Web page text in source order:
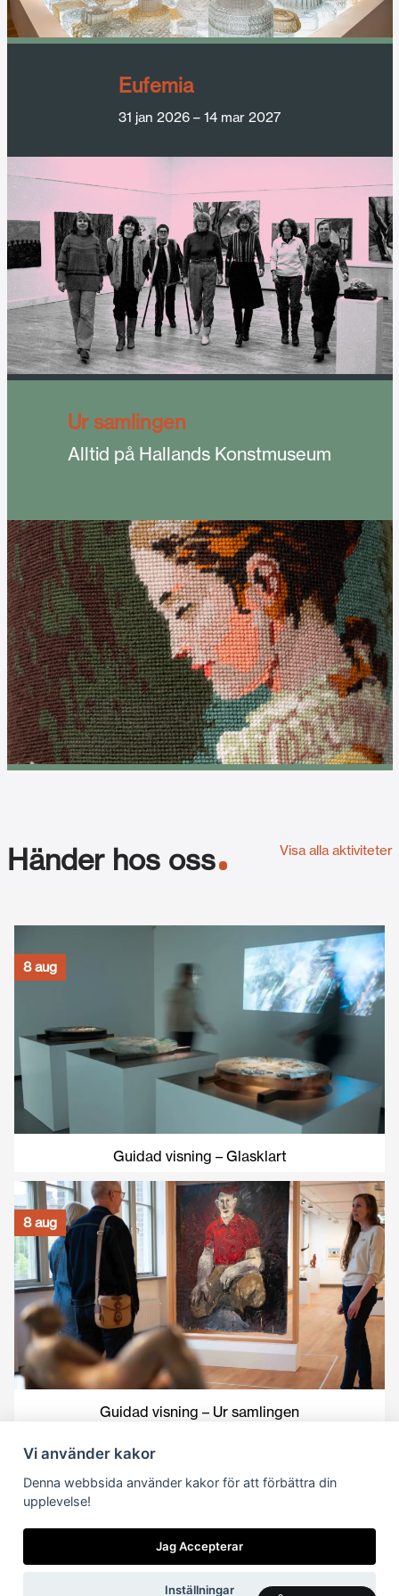
Eufemia
31 jan 2026 – 14 mar 2027
Ur samlingen
Alltid på Hallands Konstmuseum
Händer hos oss Visa alla aktiviteter
8 aug
Guidad visning – Glasklart
8 aug
Guidad visning – Ur samlingen
8 aug
Vi använder kakor
Denna webbsida använder kakor för att förbättra din
upplevelse!
Jag Accepterar
Inställningar